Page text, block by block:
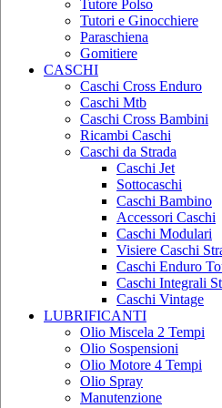
Tutore Polso
Tutori e Ginocchiere
Paraschiena
Gomitiere
CASCHI
Caschi Cross Enduro
Caschi Mtb
Caschi Cross Bambini
Ricambi Caschi
Caschi da Strada
Caschi Jet
Sottocaschi
Caschi Bambino
Accessori Caschi
Caschi Modulari
Visiere Caschi
Caschi Enduro
Caschi Integrali
Caschi Vintage
LUBRIFICANTI
Olio Miscela 2 Tempi
Olio Sospensioni
Olio Motore 4 Tempi
Olio Spray
Manutenzione